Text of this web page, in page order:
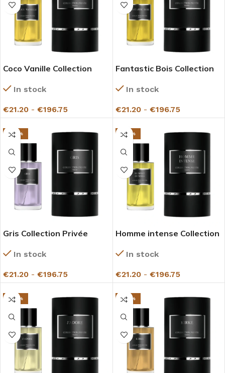
Coco Vanille Collection
In stock
€21.20 - €196.75
Fantastic Bois Collection
In stock
€21.20 - €196.75
-27%
Gris Collection Privée
In stock
€21.20 - €196.75
-27%
Homme intense Collection
In stock
€21.20 - €196.75
-27% -27%